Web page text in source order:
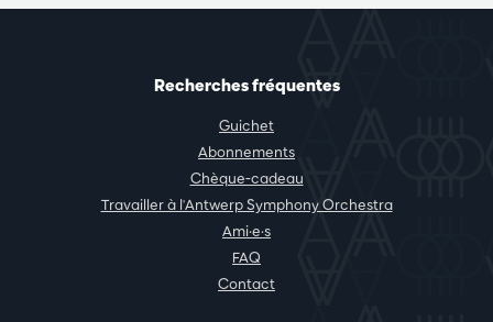
Recherches fréquentes
Guichet
Abonnements
Chèque-cadeau
Travailler à l'Antwerp Symphony Orchestra
Ami·e·s
FAQ
Contact